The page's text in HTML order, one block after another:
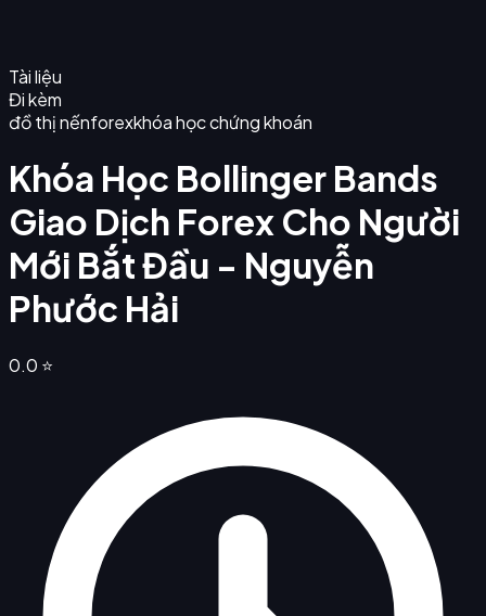
Tài liệu
Đi kèm
đồ thị nếnforexkhóa học chứng khoán
Khóa Học Bollinger Bands
Giao Dịch Forex Cho Người
Mới Bắt Đầu - Nguyễn
Phước Hải
0.0 ⭐